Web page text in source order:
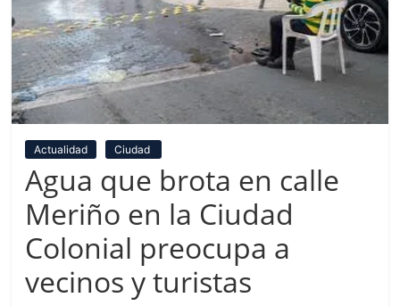
Actualidad Ciudad
Agua que brota en calle
Meriño en la Ciudad
Colonial preocupa a
vecinos y turistas